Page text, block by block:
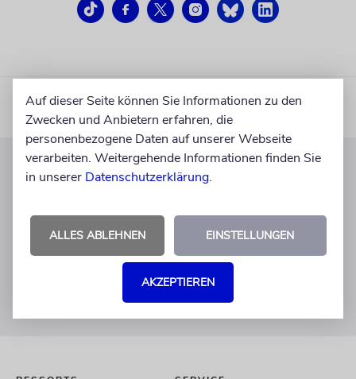
KUNDENSERVICE
+49 30 275833 0
Mo-Do 9-17 Uhr
verlag@juedische-allgemeine.de
redaktion@juedische-allgemeine.de
Auf dieser Seite können Sie Informationen zu den
Zwecken und Anbietern erfahren, die
personenbezogene Daten auf unserer Webseite
verarbeiten. Weitergehende Informationen finden Sie
in unserer Datenschutzerklärung.
ALLES ABLEHNEN EINSTELLUNGEN
AKZEPTIEREN